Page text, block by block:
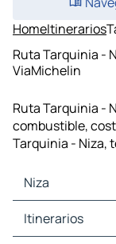
HomeItinerarios
Ruta Tarquinia -
ViaMichelin
Ruta Tarquinia -
combustible,
Tarquinia - Niza,
Niza
Niza Mapas Planos
Niza Trafico
Itinerarios